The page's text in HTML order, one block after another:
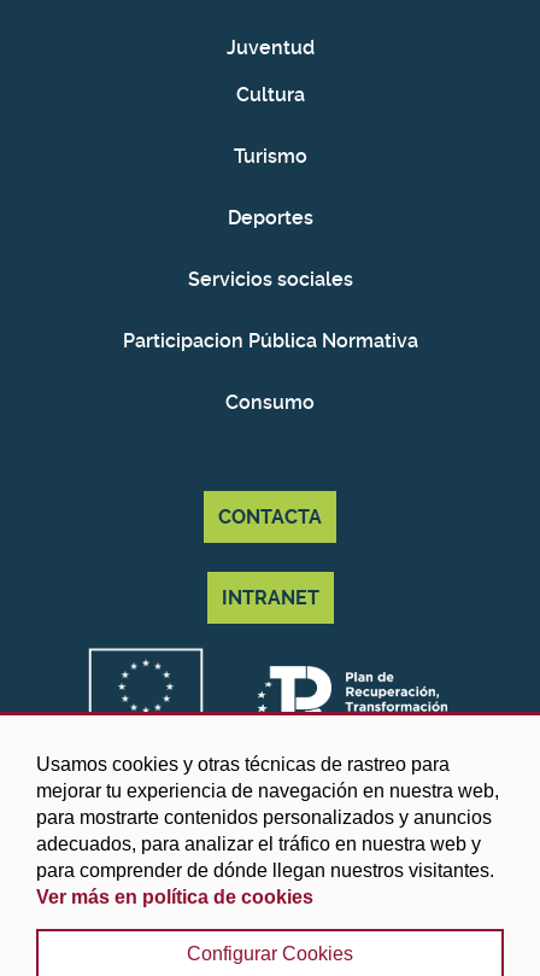
Usamos cookies y otras técnicas de rastreo para
mejorar tu experiencia de navegación en nuestra web,
para mostrarte contenidos personalizados y anuncios
adecuados, para analizar el tráfico en nuestra web y
para comprender de dónde llegan nuestros visitantes.
Ver más en política de cookies
Configurar Cookies
Juventud
Cultura
Turismo
Deportes
Servicios sociales
Participacion Pública Normativa
Consumo
CONTACTA
INTRANET
©2025 Diputación de Granada
Aviso legal y Política de privacidad | Política de cookies